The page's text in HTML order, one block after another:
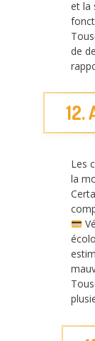
et la
de
12.
Les
la